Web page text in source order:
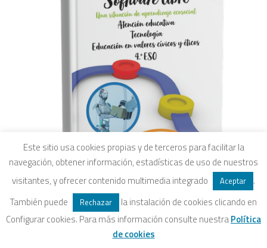
AÑADIR AL CARRITO
Software libre
Este sitio usa cookies propias y de terceros para facilitar la
navegación, obtener información, estadísticas de uso de nuestros
visitantes, y ofrecer contenido multimedia integrado
Aceptar
.
También puede
Rechazar
la instalación de cookies clicando en
Configurar cookies. Para más información consulte nuestraPolítica
de cookies